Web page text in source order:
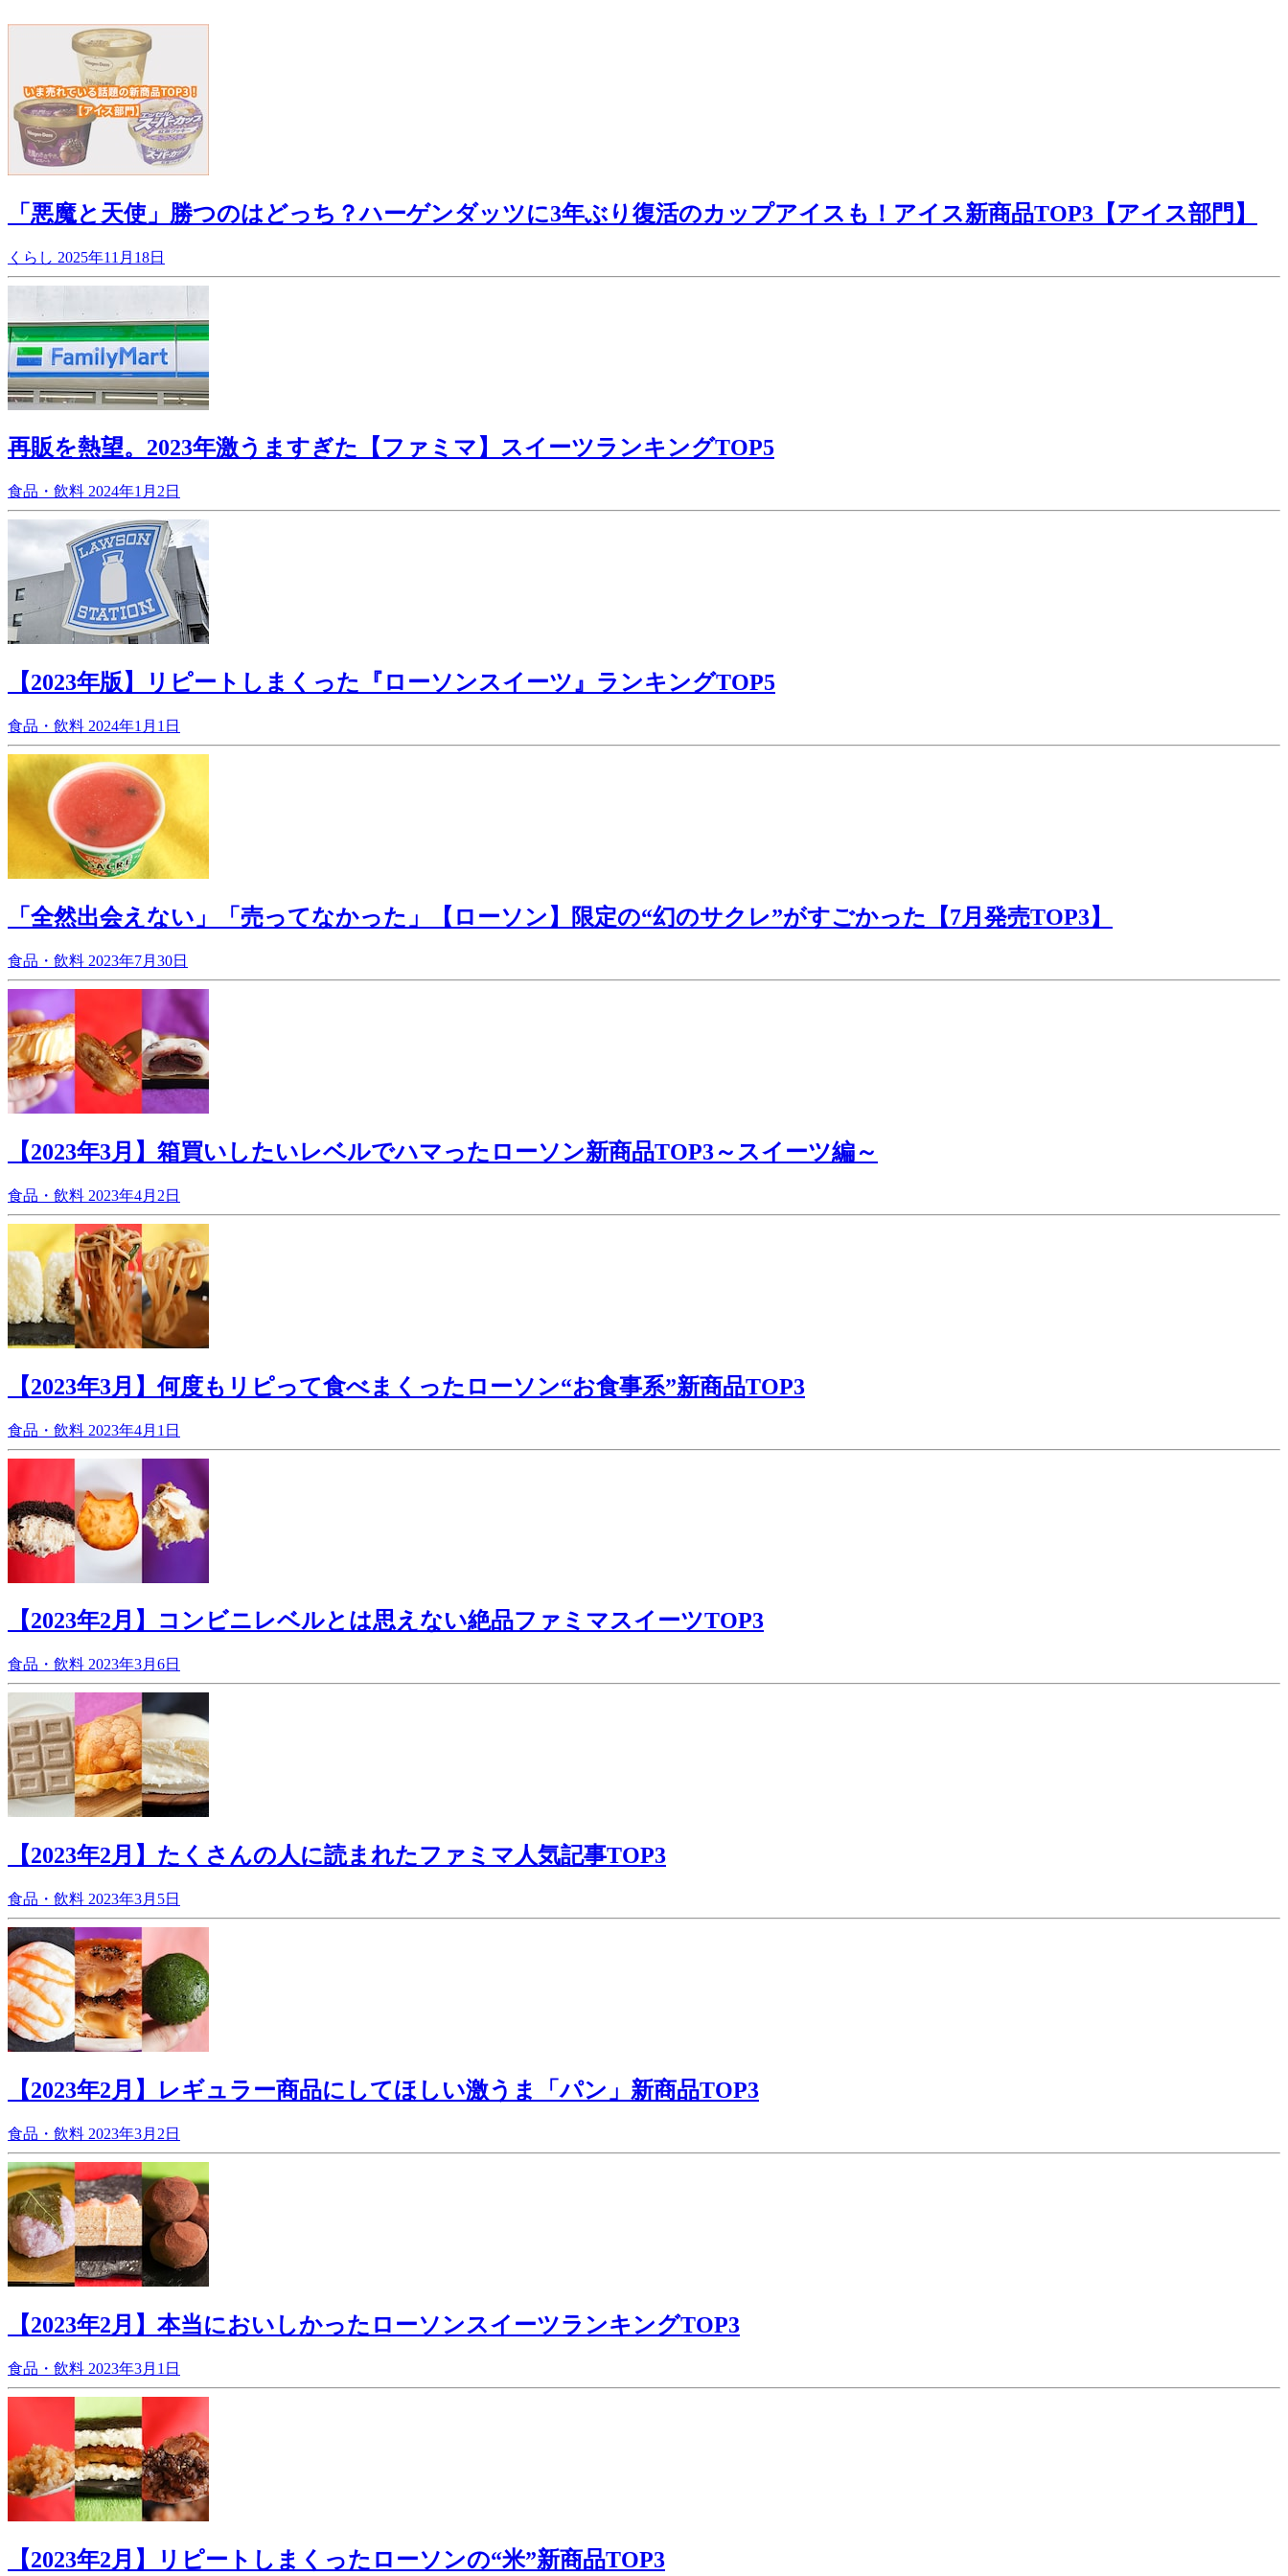
「悪魔と天使」勝つのはどっち？ハーゲンダッツに3年ぶり復活のカップアイスも！アイス新商品TOP3【アイス部門】
くらし 2025年11月18日
再販を熱望。2023年激うますぎた【ファミマ】スイーツランキングTOP5
食品・飲料 2024年1月2日
【2023年版】リピートしまくった『ローソンスイーツ』ランキングTOP5
食品・飲料 2024年1月1日
「全然出会えない」「売ってなかった」【ローソン】限定の“幻のサクレ”がすごかった【7月発売TOP3】
食品・飲料 2023年7月30日
【2023年3月】箱買いしたいレベルでハマったローソン新商品TOP3～スイーツ編～
食品・飲料 2023年4月2日
【2023年3月】何度もリピって食べまくったローソン“お食事系”新商品TOP3
食品・飲料 2023年4月1日
【2023年2月】コンビニレベルとは思えない絶品ファミマスイーツTOP3
食品・飲料 2023年3月6日
【2023年2月】たくさんの人に読まれたファミマ人気記事TOP3
食品・飲料 2023年3月5日
【2023年2月】レギュラー商品にしてほしい激うま「パン」新商品TOP3
食品・飲料 2023年3月2日
【2023年2月】本当においしかったローソンスイーツランキングTOP3
食品・飲料 2023年3月1日
【2023年2月】リピートしまくったローソンの“米”新商品TOP3